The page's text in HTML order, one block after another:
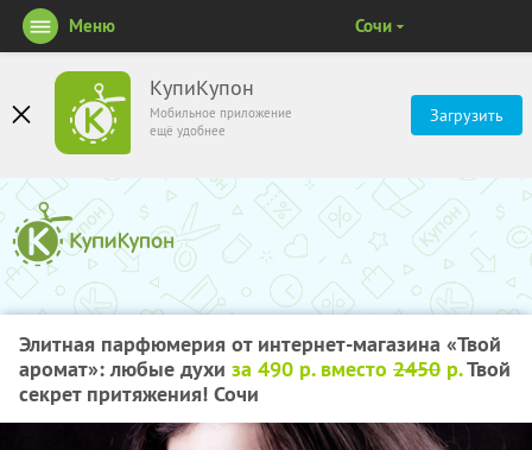
КупиКупон
Мобильное приложение
ещё удобнее
Загрузить
Меню Сочи
Элитная парфюмерия от интернет-магазина «Твой
аромат»: любые духи за 490 р. вместо 2450 р.Твой
секрет притяжения! Сочи